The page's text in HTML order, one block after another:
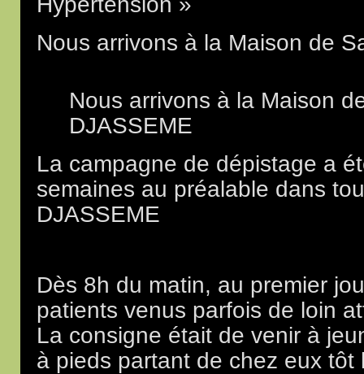
Nous arrivons à la Maison de
Nous arrivons à la Maison
DJASSEME
La campagne de dépistage a
semaines au préalable dans
DJASSEME
Dès 8h du matin, au premier
patients venus parfois de loin
La consigne était de venir à
à pieds partant de chez eux tôt